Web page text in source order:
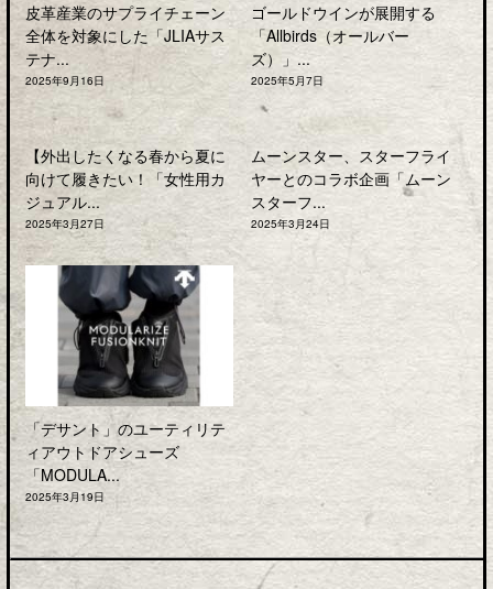
皮革産業のサプライチェーン
全体を対象にした「JLIAサス
テナ...
2025年9月16日
ゴールドウインが展開する
「Allbirds（オールバー
ズ）」...
2025年5月7日
【外出したくなる春から夏に
向けて履きたい！「女性用カ
ジュアル...
2025年3月27日
ムーンスター、スターフライ
ヤーとのコラボ企画「ムーン
スターフ...
2025年3月24日
「デサント」のユーティリテ
ィアウトドアシューズ
「MODULA...
2025年3月19日